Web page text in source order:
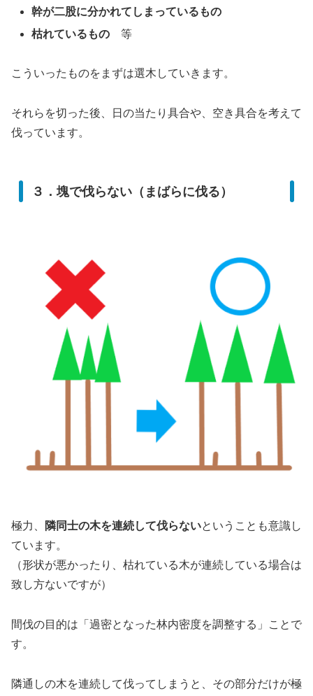
幹が二股に分かれてしまっているもの
枯れているもの 等
こういったものをまずは選木していきます。
それらを切った後、日の当たり具合や、空き具合を考えて
伐っています。
３．塊で伐らない（まばらに伐る）
極力、 隣同士の木を連続して伐らないということも意識し
ています。
（形状が悪かったり、枯れている木が連続している場合は
致し方ないですが）
間伐の目的は「過密となった林内密度を調整する」ことで
す。
隣通しの木を連続して伐ってしまうと、その部分だけが極